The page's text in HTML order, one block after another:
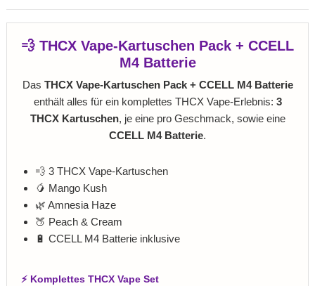
💨 THCX Vape-Kartuschen Pack + CCELL
M4 Batterie
Das THCX Vape-Kartuschen Pack + CCELL M4 Batterie
enthält alles für ein komplettes THCX Vape-Erlebnis: 3
THCX Kartuschen, je eine pro Geschmack, sowie eine
CCELL M4 Batterie.
💨 3 THCX Vape-Kartuschen
🥭 Mango Kush
🌿 Amnesia Haze
🍑 Peach & Cream
🔋 CCELL M4 Batterie inklusive
⚡ Komplettes THCX Vape Set